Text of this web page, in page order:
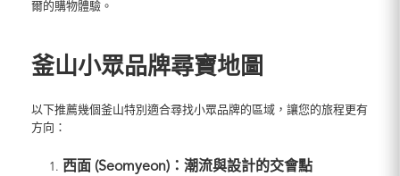
爾的購物體驗。
釜山小眾品牌尋寶地圖
以下推薦幾個釜山特別適合尋找小眾品牌的區域，讓您的旅程更有
方向：
西面 (Seomyeon)：潮流與設計的交會點